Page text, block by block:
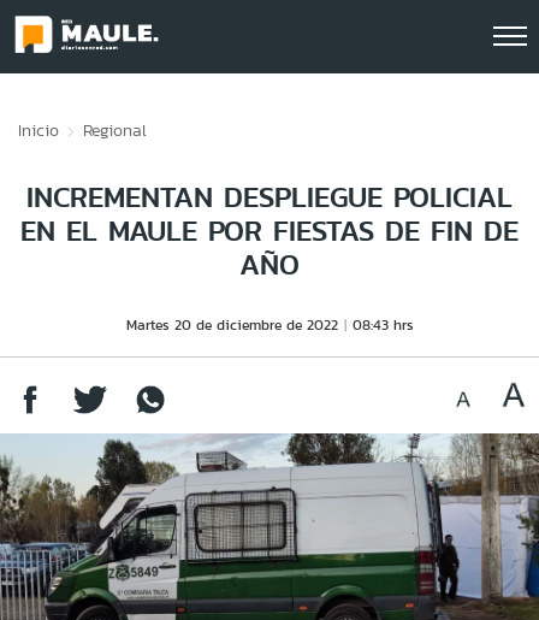
Inicio Regional
INCREMENTAN DESPLIEGUE POLICIAL
EN EL MAULE POR FIESTAS DE FIN DE
AÑO
Martes 20 de diciembre de 2022 08:43 hrs